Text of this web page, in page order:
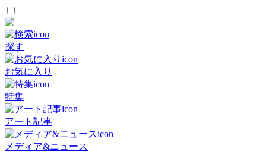
探す
お気に入り
特集
アート記事
メディア&ニュース